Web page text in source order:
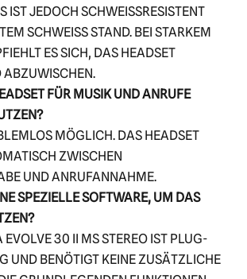
IST JEDOCH SCHWEISSRESISTENT U
SCHWEISS STAND. BEI STARKEM SC
ES SICH, DAS HEADSET AN
FÜR MUSIK UND ANRUFE
MÖGLICH. DAS HEADSET
ZWISCHEN
UND ANRUFANNAHME.
SPEZIELLE SOFTWARE, UM DAS
EVOLVE 30 II MS STEREO IST PLUG-
UND BENÖTIGT KEINE ZUSÄTZLICHE